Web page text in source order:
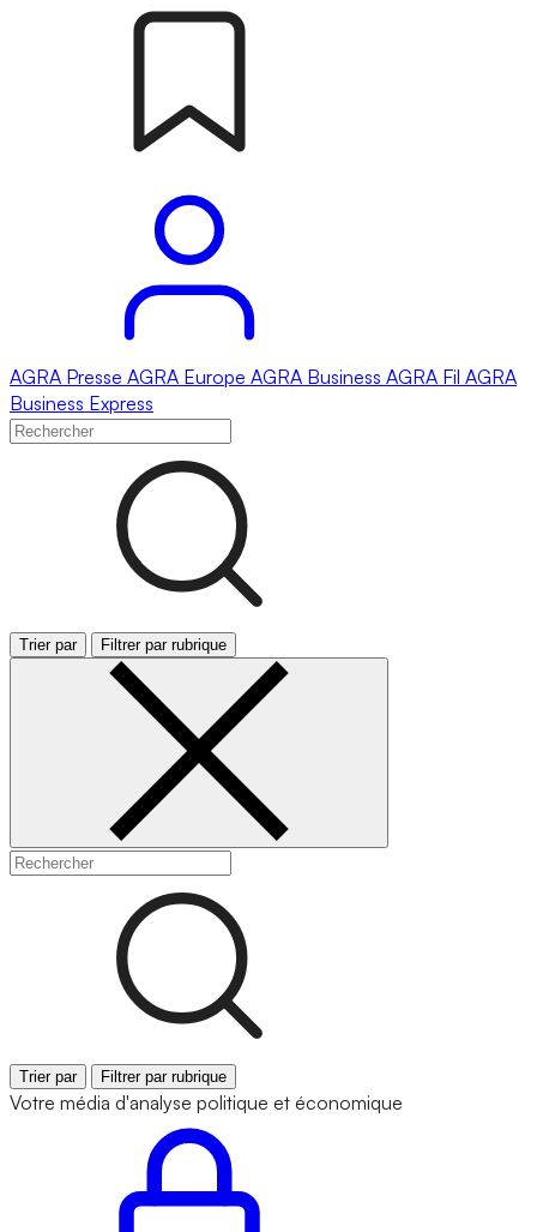
AGRA Presse AGRA Europe AGRA Business AGRA Fil AGRA
Business Express
Trier par Filtrer par rubrique
Trier par Filtrer par rubrique
Votre média d'analyse politique et économique